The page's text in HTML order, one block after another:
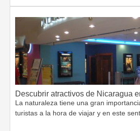
Descubrir atractivos de Nicaragua
La naturaleza tiene una gran
turistas a la hora de viajar y en este